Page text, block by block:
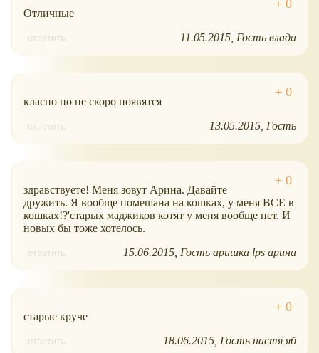
Отличные
ответить 11.05.2015 Гость влада
класно но не скоро появятся
ответить 13.05.2015 Гость
здравствуете! Меня зовут Арина. Давайте
дружить. Я вообще помешана на кошках, у меня ВСЕ в
кошках!?'старых маджиков котят у меня вообще нет. И
новых бы тоже хотелось.
ответить 15.06.2015 Гость аришка lps арина
старые круче
ответить 18.06.2015 Гость настя яб